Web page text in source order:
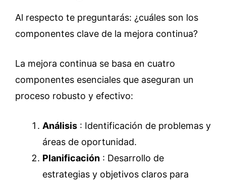
Al respecto te preguntarás: ¿cuáles son los
componentes clave de la mejora continua?
La mejora continua se basa en cuatro
componentes esenciales que aseguran un
proceso robusto y efectivo:
Análisis : Identificación de problemas y
áreas de oportunidad.
Planificación : Desarrollo de
estrategias y objetivos claros para